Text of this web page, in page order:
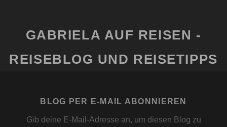
GABRIELA AUF REISEN -
REISEBLOG UND REISETIPPS
BLOG PER E-MAIL ABONNIEREN
Gib deine E-Mail-Adresse an, um diesen Blog zu